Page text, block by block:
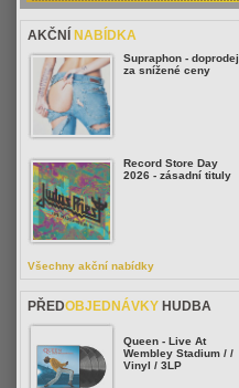
AKČNÍ NABÍDKA
Supraphon - doprodej
za snížené ceny
Record Store Day
2026 - zásadní tituly
Všechny akční nabídky
PŘEDOBJEDNÁVKY HUDBA
Queen - Live At
Wembley Stadium / /
Vinyl / 3LP